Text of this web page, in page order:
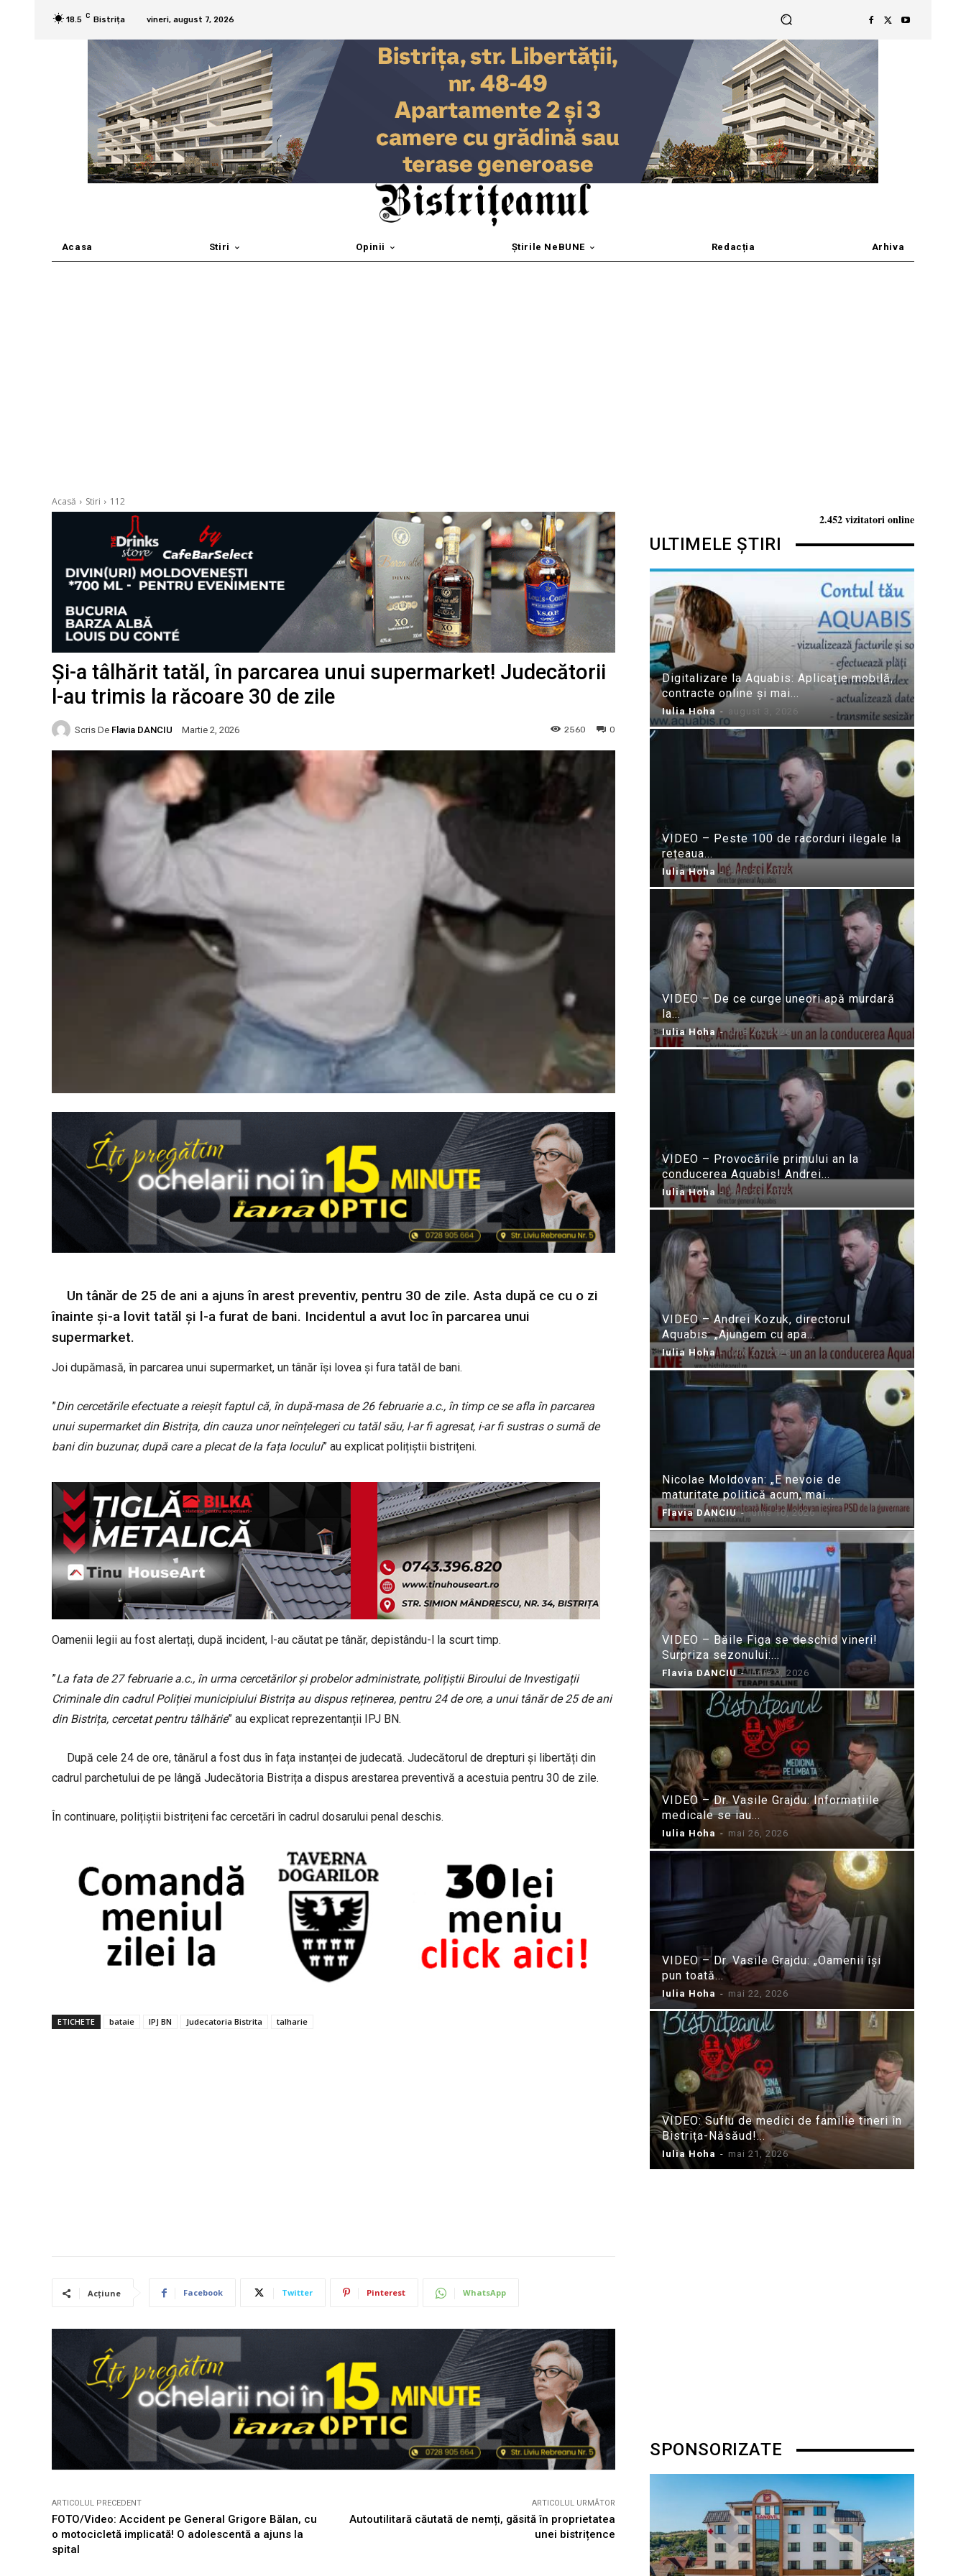
18.5 C Bistrița vineri, august 7, 2026
Acasa Stiri Opinii Știrile NeBUNE Redacția Arhiva
Acasă Stiri 112
Și-a tâlhărit tatăl, în parcarea unui supermarket! Judecătorii
l-au trimis la răcoare 30 de zile
Scris De Flavia DANCIU Martie 2, 2026 0
2560
Un tânăr de 25 de ani a ajuns în arest preventiv, pentru 30 de zile. Asta după ce cu o zi
înainte și-a lovit tatăl și l-a furat de bani. Incidentul a avut loc în parcarea unui
supermarket.
Joi dupămasă, în parcarea unui supermarket, un tânăr își lovea și fura tatăl de bani.
”Din cercetările efectuate a reieșit faptul că, în după-masa de 26 februarie a.c., în timp ce se afla în parcarea
unui supermarket din Bistrița, din cauza unor neînțelegeri cu tatăl său, l-ar fi agresat, i-ar fi sustras o sumă de
bani din buzunar, după care a plecat de la fața locului” au explicat polițiștii bistrițeni.
Oamenii legii au fost alertați, după incident, l-au căutat pe tânăr, depistându-l la scurt timp.
”La fata de 27 februarie a.c., în urma cercetărilor și probelor administrate, polițiștii Biroului de Investigații
Criminale din cadrul Poliției municipiului Bistrița au dispus reținerea, pentru 24 de ore, a unui tânăr de 25 de ani
din Bistrița, cercetat pentru tâlhărie” au explicat reprezentanții IPJ BN.
După cele 24 de ore, tânărul a fost dus în fața instanței de judecată. Judecătorul de drepturi și libertăți din
cadrul parchetului de pe lângă Judecătoria Bistrița a dispus arestarea preventivă a acestuia pentru 30 de zile.
În continuare, polițiștii bistrițeni fac cercetări în cadrul dosarului penal deschis.
ETICHETE bataie IPJ BN Judecatoria Bistrita talharie
Acțiune Facebook Twitter Pinterest WhatsApp
ARTICOLUL PRECEDENT
FOTO/Video: Accident pe General Grigore Bălan, cu
o motocicletă implicată! O adolescentă a ajuns la
spital
ARTICOLUL URMĂTOR
Autoutilitară căutată de nemți, găsită în proprietatea
unei bistrițence
2.452 vizitatori online
ULTIMELE ȘTIRI
Digitalizare la Aquabis: Aplicație mobilă,
contracte online și mai...
Iulia Hoha - august 3, 2026
VIDEO – Peste 100 de racorduri ilegale la
rețeaua...
Iulia Hoha - iulie 31, 2026
VIDEO – De ce curge uneori apă murdară
la...
Iulia Hoha - iulie 24, 2026
VIDEO – Provocările primului an la
conducerea Aquabis! Andrei...
Iulia Hoha - iulie 21, 2026
VIDEO – Andrei Kozuk, directorul
Aquabis: „Ajungem cu apa...
Iulia Hoha - iulie 21, 2026
Nicolae Moldovan: „E nevoie de
maturitate politică acum, mai...
Flavia DANCIU - iunie 10, 2026
VIDEO – Băile Figa se deschid vineri!
Surpriza sezonului:...
Flavia DANCIU - iunie 9, 2026
VIDEO – Dr. Vasile Grajdu: Informațiile
medicale se iau...
Iulia Hoha - mai 26, 2026
VIDEO – Dr. Vasile Grajdu: „Oamenii își
pun toată...
Iulia Hoha - mai 22, 2026
VIDEO: Suflu de medici de familie tineri în
Bistrița-Năsăud!...
Iulia Hoha - mai 21, 2026
SPONSORIZATE